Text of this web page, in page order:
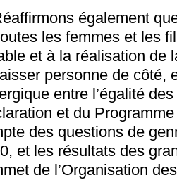
également
les femmes et les
et à la réalisation de
personne de côté,
entre l’égalité
et du
des questions de
et les résultats des
de l’Organisation